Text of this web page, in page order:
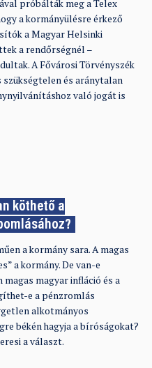
próbálták meg a Telex
a kormányülésre érkező
a Magyar Helsinki
a rendőrségnél –
A Fővárosi Törvényszék
és aránytalan
való jogát is
köthető a
a kormány sara. A magas
a kormány. De van-e
magyar infláció és a
e a pénzromlás
alkotmányos
békén hagyja a bíróságokat?
a választ.